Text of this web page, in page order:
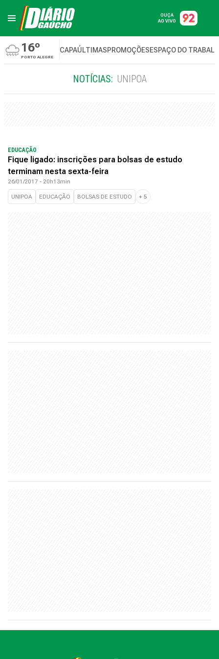
OUÇA
AO VIVO
16º
PORTO ALEGRE
CAPAÚLTIMASPROMOÇÕESESPAÇO DO
NOTÍCIAS: UNIPOA
EDUCAÇÃO
Fique ligado: inscrições para bolsas de estudo
terminam nesta sexta-feira
26/01/2017 - 20h13min
UNIPOA EDUCAÇÃO BOLSAS DE ESTUDO + 5